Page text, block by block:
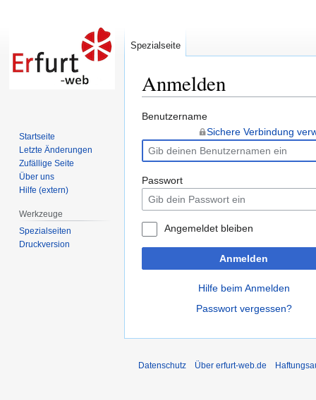
Anmelden
Zur
springen
Zur
springen
Benutzername
Sichere Verbindung
Passwort
Angemeldet bleiben
Anmelden
Hilfe beim Anmelden
Passwort vergessen?
Spezialseite
Startseite
Letzte Änderungen
Zufällige Seite
Über uns
Hilfe (extern)
Werkzeuge
Spezialseiten
Druckversion
Datenschutz Über erfurt-web.de